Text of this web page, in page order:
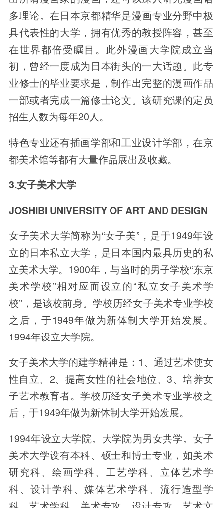
多理论。在日本京都精华是漫画专业分野中极
具代表性的大学，拥有优秀的教授阵容，甚至
在世界都倍受瞩目。此外漫画大学院成立当
初，曾经一度成为日本街头的一大话题。此专
业修士的毕业要求是，制作出完整的漫画作品
一部或者完成一篇修士论文。该研究课的定员
招生人数为每年20人。
特色专业还有插画学部和工业设计学部，在京
都美术馆等都有大量作品展出及收藏。
3.女子美术大学
JOSHIBI UNIVERSITY OF ART AND DESIGN
女子美术大学简称为“女子美”，是于1949年设
立的日本私立大学，是日本国内最具历史的私
立美术大学。1900年，与当时的男子学校“东京
美术学校”相对应而设立的“私立女子美术学
校”，是该校前身。学校历经女子美术专业学校
之后，于1949年做为新体制大学开始发展。
1994年设立大学院。
女子美术大学的建学精神是：1、通过艺术使女
性自立、2、提高女性的社会地位、3、培养女
子艺术教育者。学校历经女子美术专业学校之
后，于1949年做为新体制大学开始发展。
1994年设立大学院。大学院为男女共学。女子
美术大学设有本科、硕士和博士专业，如美术
研究科、绘画学科、工艺学科、立体艺术学
科、设计学科、媒体艺术学科、流行造型学